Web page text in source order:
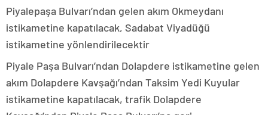
Piyalepaşa Bulvarı’ndan gelen akım Okmeydanı
istikametine kapatılacak, Sadabat Viyadüğü
istikametine yönlendirilecektir
Piyale Paşa Bulvarı’ndan Dolapdere istikametine gelen
akım Dolapdere Kavşağı’ndan Taksim Yedi Kuyular
istikametine kapatılacak, trafik Dolapdere